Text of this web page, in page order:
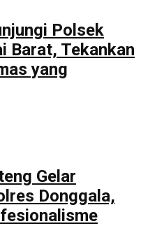
Polsek
Barat, Tekankan
yang
Gelar
Donggala,